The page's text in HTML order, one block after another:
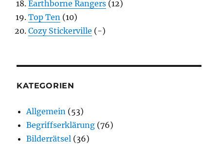
Earthborne Rangers (12)
Top Ten (10)
Cozy Stickerville (-)
KATEGORIEN
Allgemein (53)
Begriffserklärung (76)
Bilderrätsel (36)